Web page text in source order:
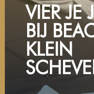
VIER JE
BIJ
KLEIN